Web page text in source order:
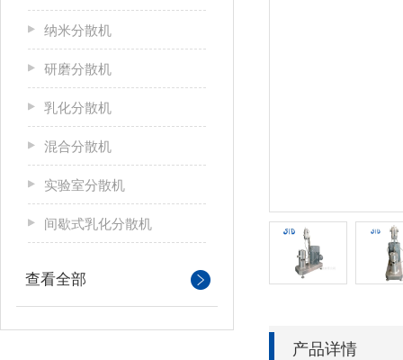
纳米分散机
研磨分散机
乳化分散机
混合分散机
实验室分散机
间歇式乳化分散机
查看全部
产品详情